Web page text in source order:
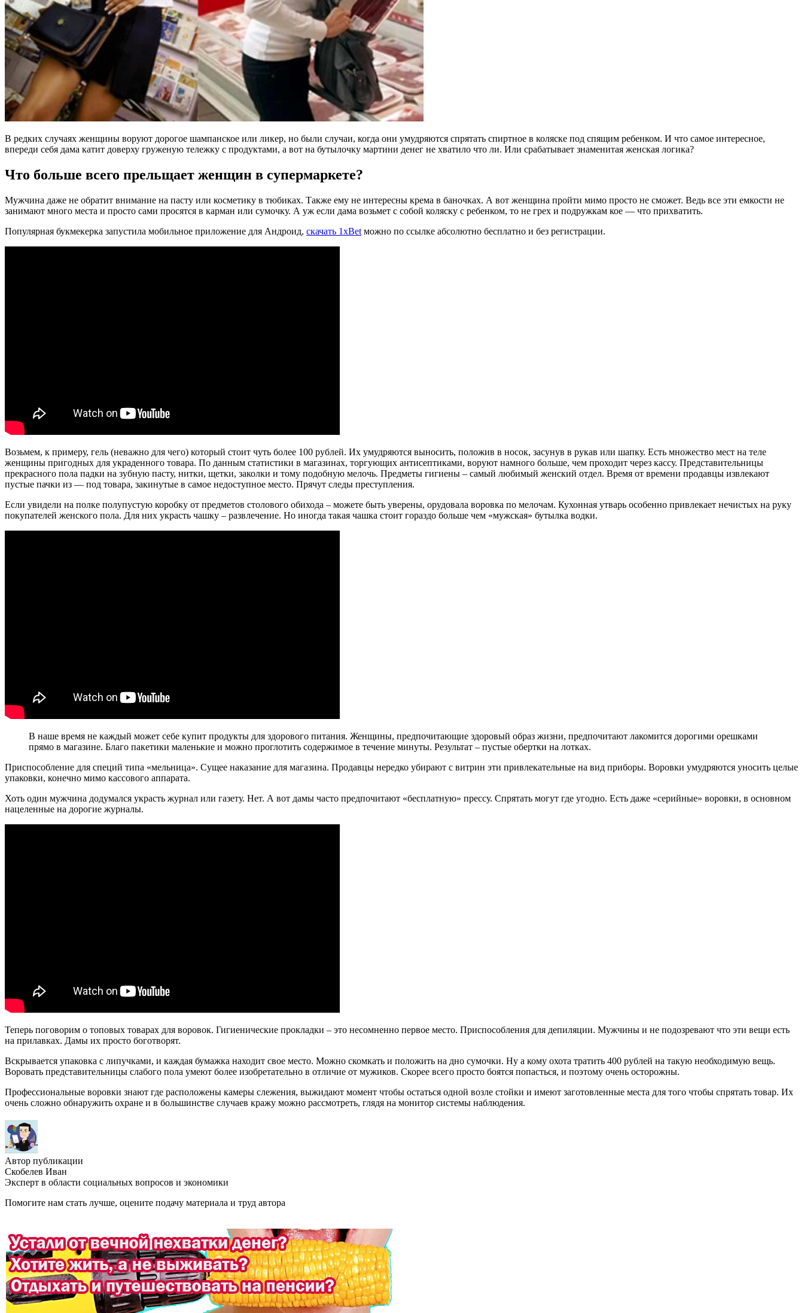
В редких случаях женщины воруют дорогое шампанское или ликер, но были случаи, когда они умудряются спрятать спиртное в коляске под спящим ребенком. И что самое интересное,
впереди себя дама катит доверху груженую тележку с продуктами, а вот на бутылочку мартини денег не хватило что ли. Или срабатывает знаменитая женская логика?
Что больше всего прельщает женщин в супермаркете?
Мужчина даже не обратит внимание на пасту или косметику в тюбиках. Также ему не интересны крема в баночках. А вот женщина пройти мимо просто не сможет. Ведь все эти емкости не
занимают много места и просто сами просятся в карман или сумочку. А уж если дама возьмет с собой коляску с ребенком, то не грех и подружкам кое — что прихватить.
Популярная букмекерка запустила мобильное приложение для Андроид, скачать 1xBet можно по ссылке абсолютно бесплатно и без регистрации.
Возьмем, к примеру, гель (неважно для чего) который стоит чуть более 100 рублей. Их умудряются выносить, положив в носок, засунув в рукав или шапку. Есть множество мест на теле
женщины пригодных для украденного товара. По данным статистики в магазинах, торгующих антисептиками, воруют намного больше, чем проходит через кассу. Представительницы
прекрасного пола падки на зубную пасту, нитки, щетки, заколки и тому подобную мелочь. Предметы гигиены – самый любимый женский отдел. Время от времени продавцы извлекают
пустые пачки из — под товара, закинутые в самое недоступное место. Прячут следы преступления.
Если увидели на полке полупустую коробку от предметов столового обихода – можете быть уверены, орудовала воровка по мелочам. Кухонная утварь особенно привлекает нечистых на руку
покупателей женского пола. Для них украсть чашку – развлечение. Но иногда такая чашка стоит гораздо больше чем «мужская» бутылка водки.
В наше время не каждый может себе купит продукты для здорового питания. Женщины, предпочитающие здоровый образ жизни, предпочитают лакомится дорогими орешками
прямо в магазине. Благо пакетики маленькие и можно проглотить содержимое в течение минуты. Результат – пустые обертки на лотках.
Приспособление для специй типа «мельница». Сущее наказание для магазина. Продавцы нередко убирают с витрин эти привлекательные на вид приборы. Воровки умудряются уносить целые
упаковки, конечно мимо кассового аппарата.
Хоть один мужчина додумался украсть журнал или газету. Нет. А вот дамы часто предпочитают «бесплатную» прессу. Спрятать могут где угодно. Есть даже «серийные» воровки, в основном
нацеленные на дорогие журналы.
Теперь поговорим о топовых товарах для воровок. Гигиенические прокладки – это несомненно первое место. Приспособления для депиляции. Мужчины и не подозревают что эти вещи есть
на прилавках. Дамы их просто боготворят.
Вскрывается упаковка с липучками, и каждая бумажка находит свое место. Можно скомкать и положить на дно сумочки. Ну а кому охота тратить 400 рублей на такую необходимую вещь.
Воровать представительницы слабого пола умеют более изобретательно в отличие от мужиков. Скорее всего просто боятся попасться, и поэтому очень осторожны.
Профессиональные воровки знают где расположены камеры слежения, выжидают момент чтобы остаться одной возле стойки и имеют заготовленные места для того чтобы спрятать товар. Их
очень сложно обнаружить охране и в большинстве случаев кражу можно рассмотреть, глядя на монитор системы наблюдения.
Автор публикации
Скобелев Иван
Эксперт в области социальных вопросов и экономики
Помогите нам стать лучше, оцените подачу материала и труд автора